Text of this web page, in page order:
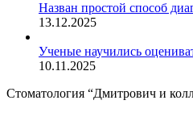
Назван простой способ
13.12.2025
Ученые научились
10.11.2025
Стоматология “Дмитрович и